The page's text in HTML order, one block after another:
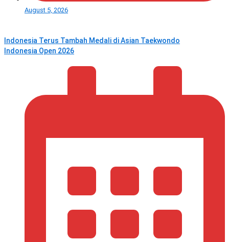
August 5, 2026
Indonesia Terus Tambah Medali di Asian Taekwondo
Indonesia Open 2026